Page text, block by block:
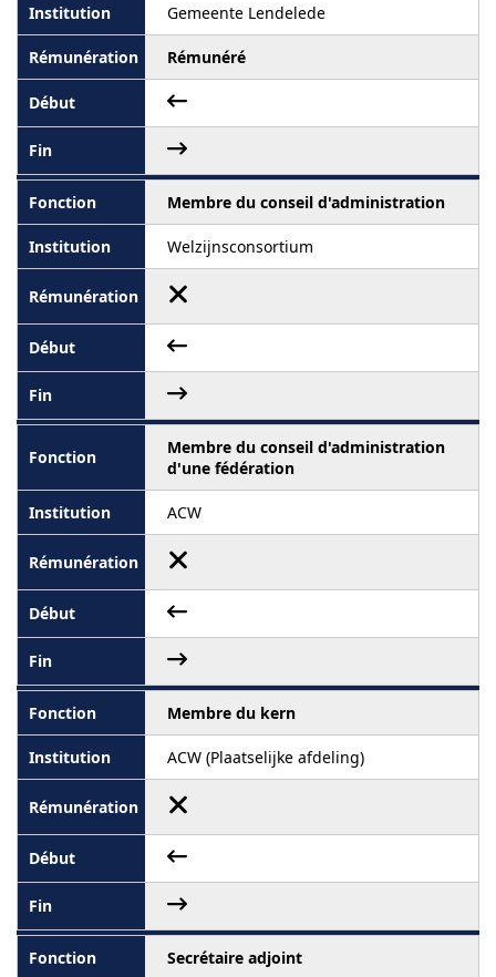
Gemeente Lendelede
Rémunéré
Membre du conseil d'administration
Welzijnsconsortium
Membre du conseil d'administration
d'une fédération
ACW
Membre du kern
ACW (Plaatselijke afdeling)
Secrétaire adjoint